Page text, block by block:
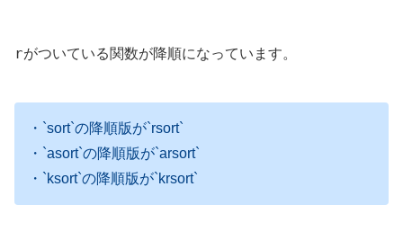
rがついている関数が降順になっています。
・`sort`の降順版が`rsort`
・`asort`の降順版が`arsort`
・`ksort`の降順版が`krsort`